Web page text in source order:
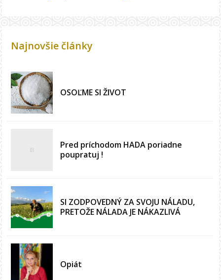
Najnovšie články
OSOĽME SI ŽIVOT
Pred príchodom HADA poriadne
poupratuj !
SI ZODPOVEDNÝ ZA SVOJU NÁLADU,
PRETOŽE NÁLADA JE NÁKAZLIVÁ
Opiát